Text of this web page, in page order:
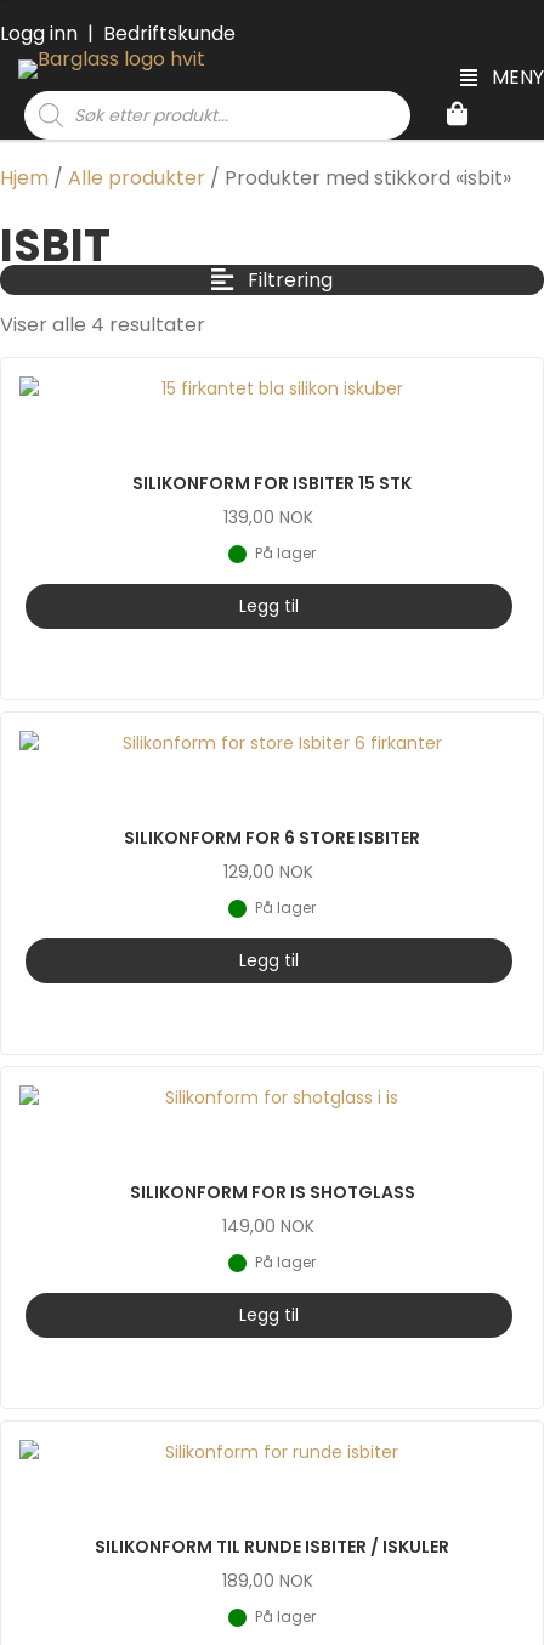
Logg inn | Bedriftskunde
MENY
Products
search
Hjem / Alle produkter / Produkter med stikkord «isbit»
ISBIT
Filtrering
Viser alle 4 resultater
SILIKONFORM FOR ISBITER 15 STK
139,00 NOK
På lager
Legg til
SILIKONFORM FOR 6 STORE ISBITER
129,00 NOK
På lager
Legg til
SILIKONFORM FOR IS SHOTGLASS
149,00 NOK
På lager
Legg til
SILIKONFORM TIL RUNDE ISBITER / ISKULER
189,00 NOK
På lager